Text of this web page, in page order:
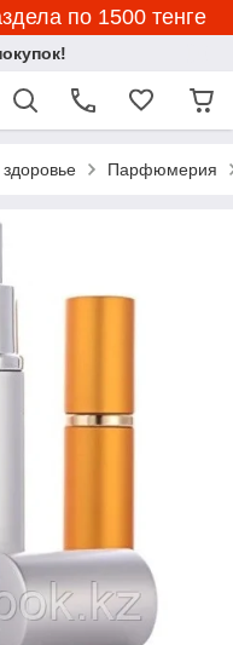
по 1500 тенге
Парфюмерия